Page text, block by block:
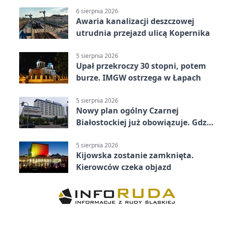
6 sierpnia 2026
Awaria kanalizacji deszczowej
utrudnia przejazd ulicą Kopernika
5 sierpnia 2026
Upał przekroczy 30 stopni, potem
burze. IMGW ostrzega w Łapach
5 sierpnia 2026
Nowy plan ogólny Czarnej
Białostockiej już obowiązuje. Gdzie
5 sierpnia 2026
Kijowska zostanie zamknięta.
Kierowców czeka objazd